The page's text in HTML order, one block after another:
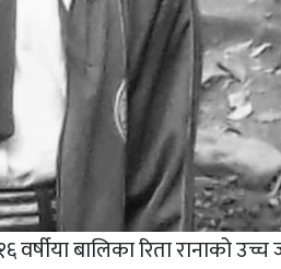
बालिका रिता रानाको